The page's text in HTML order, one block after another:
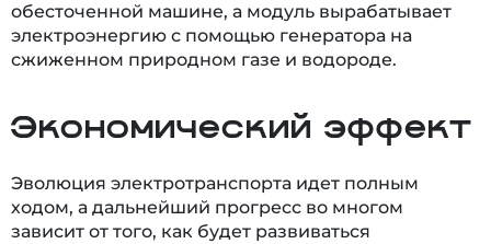
обесточенной машине, а модуль вырабатывает
электроэнергию с помощью генератора на
сжиженном природном газе и водороде.
Экономический эффект
Эволюция электротранспорта идет полным
ходом, а дальнейший прогресс во многом
зависит от того, как будет развиваться